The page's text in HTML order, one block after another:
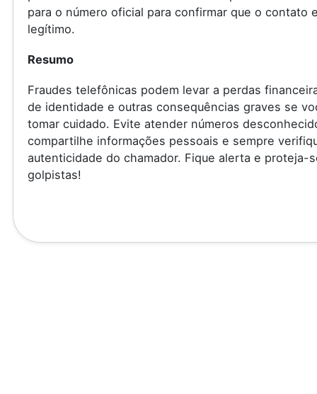
para o número oficial para confirmar que o contato
legítimo.
Resumo
Fraudes telefônicas podem levar a perdas
de identidade e outras consequências graves se
tomar cuidado. Evite atender números
compartilhe informações pessoais e sempre
autenticidade do chamador. Fique alerta e proteja-
golpistas!